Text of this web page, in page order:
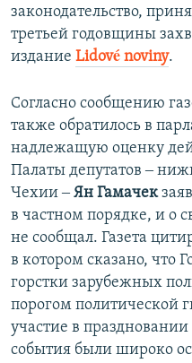
законодательство,
третьей годовщины
издание Lidové noviny.
Согласно сообщению
также обратилось в
надлежащую оценку
Палаты депутатов ‒
Чехии ‒Ян Гамачек
в частном порядке, и о
не сообщал. Газета
в котором сказано, что
горстки зарубежных
порогом политической
участие в
события были широко